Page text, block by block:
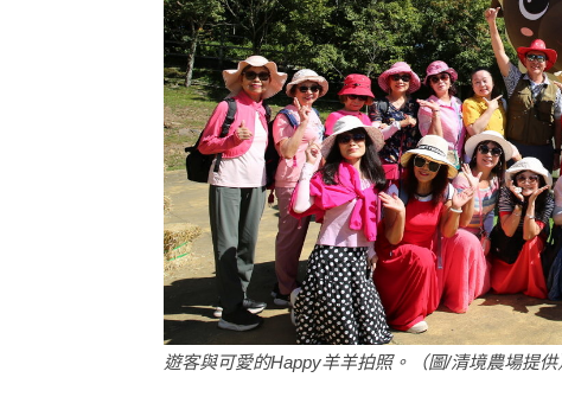
遊客與可愛的Happy羊羊拍照。（圖/清境農場提供